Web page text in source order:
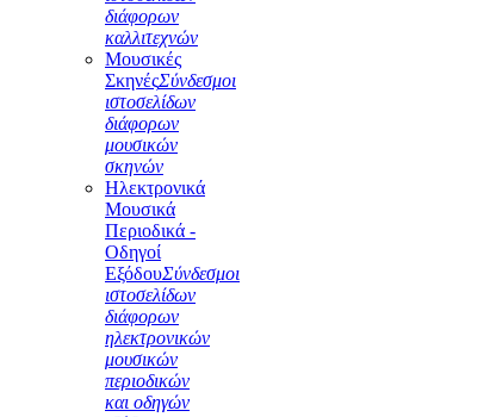
διάφορων
καλλιτεχνών
Μουσικές
ΣκηνέςΣύνδεσμοι
ιστοσελίδων
διάφορων
μουσικών
σκηνών
Ηλεκτρονικά
Μουσικά
Περιοδικά -
Οδηγοί
ΕξόδουΣύνδεσμοι
ιστοσελίδων
διάφορων
ηλεκτρονικών
μουσικών
περιοδικών
και οδηγών